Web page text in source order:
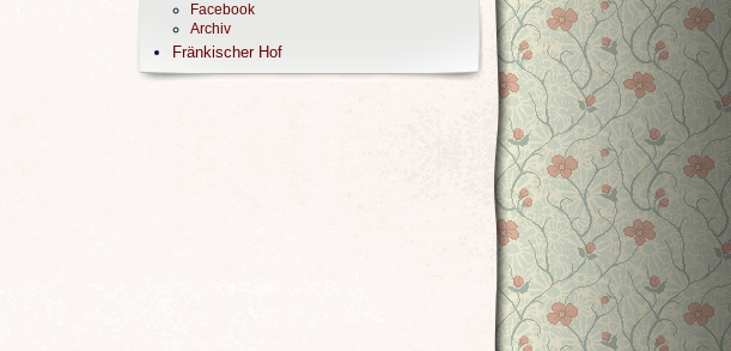
Facebook
Archiv
Fränkischer Hof